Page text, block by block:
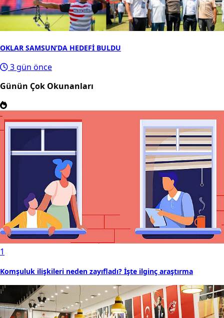
OKLAR SAMSUN’DA HEDEFİ BULDU
3 gün önce
Günün Çok Okunanları
1
Komşuluk ilişkileri neden zayıfladı? İşte ilginç araştırma